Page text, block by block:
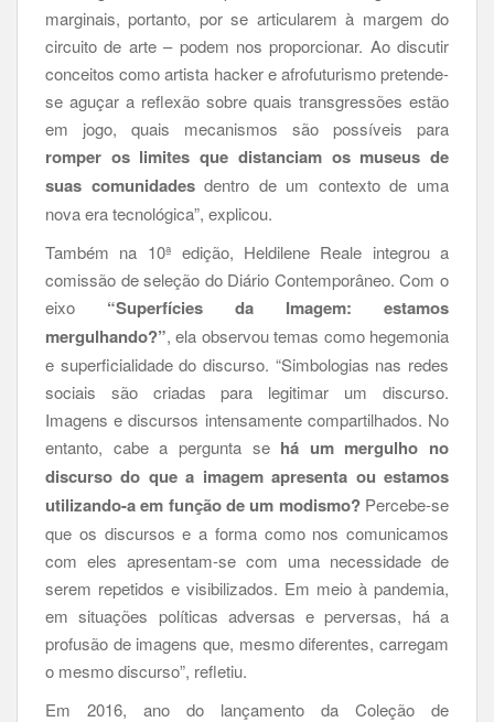
marginais, portanto, por se articularem à margem do
circuito de arte – podem nos proporcionar. Ao discutir
conceitos como artista hacker e afrofuturismo pretende-
se aguçar a reflexão sobre quais transgressões estão
em jogo, quais mecanismos são possíveis para
romper os limites que distanciam os museus de
suas comunidadesdentro de um contexto de uma
nova era tecnológica”, explicou.
Também na 10ª edição, Heldilene Reale integrou a
comissão de seleção do Diário Contemporâneo. Com o
eixo “Superfícies da Imagem: estamos
mergulhando?”, ela observou temas como hegemonia
e superficialidade do discurso. “Simbologias nas redes
sociais são criadas para legitimar um discurso.
Imagens e discursos intensamente compartilhados. No
entanto, cabe a pergunta se há um mergulho no
discurso do que a imagem apresenta ou estamos
utilizando-a em função de um modismo?Percebe-se
que os discursos e a forma como nos comunicamos
com eles apresentam-se com uma necessidade de
serem repetidos e visibilizados. Em meio à pandemia,
em situações políticas adversas e perversas, há a
profusão de imagens que, mesmo diferentes, carregam
o mesmo discurso”, refletiu.
Em 2016, ano do lançamento da Coleção de